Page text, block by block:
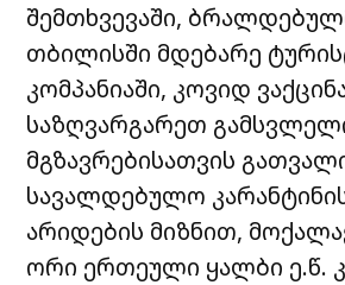
შემთხვევაში,
თბილისში მდებარე
კომპანიაში, კოვიდ
საზღვარგარეთ
მგზავრებისათვის
სავალდებულო
არიდების მიზნით,
ორი ერთეული ყალბი ე.წ.